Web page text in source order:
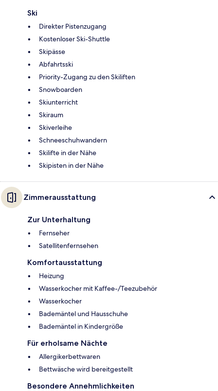
Ski
Direkter Pistenzugang
Kostenloser Ski-Shuttle
Skipässe
Abfahrtsski
Priority-Zugang zu den Skiliften
Snowboarden
Skiunterricht
Skiraum
Skiverleihe
Schneeschuhwandern
Skilifte in der Nähe
Skipisten in der Nähe
Zimmerausstattung
Zur Unterhaltung
Fernseher
Satellitenfernsehen
Komfortausstattung
Heizung
Wasserkocher mit Kaffee-/Teezubehör
Wasserkocher
Bademäntel und Hausschuhe
Bademäntel in Kindergröße
Für erholsame Nächte
Allergikerbettwaren
Bettwäsche wird bereitgestellt
Besondere Annehmlichkeiten